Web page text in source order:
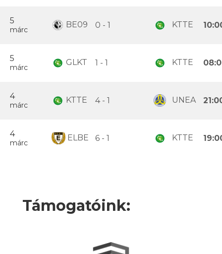
5
márc
BE09 0 - 1 KTTE
5
márc
GLKT 1 - 1 KTTE
4
márc
KTTE 4 - 1 UNEA
4
márc
ELBE 6 - 1 KTTE
Támogatóink: